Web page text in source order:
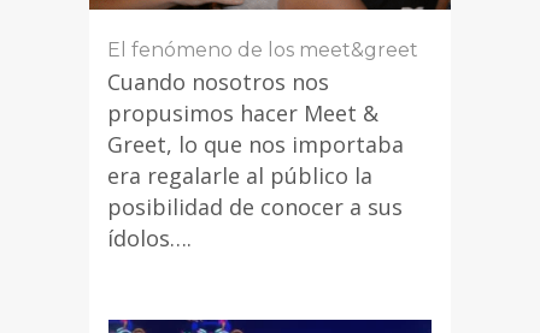
El fenómeno de los meet&greet
Cuando nosotros nos
propusimos hacer Meet &
Greet, lo que nos importaba
era regalarle al público la
posibilidad de conocer a sus
ídolos….